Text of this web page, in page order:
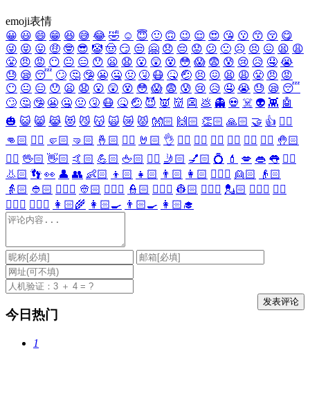
emoji表情
😀 😃 😄 😁 😆 😅 😂 🤣 ☺️ 😇 🙂 🙃 😉 😌 😍 😘 😗 😙 😚 😋
😜 😝 😛 🤑 🤓 😎 🤡 🤠 😏 😒 🤗 😞 😔 😟 😕 🙁 ☹️ 😣 😖 😫 😩
😤 😠 😡 😶 😐 😑 😯 😦 😧 😮 😲 😵 😳 😱 😨 😰 😢 😥 🤤 😭
😓 😪 😴 🙄 🤔 🤥 😬 🤐 🤢 🤧 😷 🤒 🤕 😣 😖 😫 😩 😤 😠 😡
😶 😐 😑 😯 😦 😧 😮 😲 😵 😳 😱 😨 😰 😢 😥 🤤 😭 😓 😪 😴
🙄 🤔 🤥 😬 🤐 🤢 🤧 😷 🤒 🤕 😈 👿 👹 👺 💩 👻 💀 ☠️ 👽 👾 🤖
🎃 😺 😸 😹 😻 😼 😽 🙀 😿 😾 👐🏻 🙌🏻 👏🏻 🙏🏻 🤝 👍 👎🏻
👊🏻 ✊🏻 🤛🏻 🤜🏻 🤞🏻 ✌🏻 🤘🏻 👌 👈🏻 👉🏻 👆🏻 👇🏻 ☝🏻 ✋🏻 🤚🏻
🖐🏻 🖖🏻 👋🏻 🤙🏻 💪🏻 🖕🏻 ✍🏻 🤳🏻 💅🏻 💍 💄 💋 👄 👅 👂🏻
👃🏻 👣 👀 👤 👥 👶🏻 👦🏻 👧🏻 👨🏻 👩🏻 👱🏻‍♀️ 👱🏻
👴🏻
👵🏻 👲🏻 👳🏻‍♀️ 👳🏻 👮🏻‍♀️ 👮🏻 👷🏻‍♀️ 👷🏻 💂🏻‍♀️ 💂🏻 🕵🏻‍♀️ 🕵🏻
👩🏻‍⚕️ 👨🏻‍⚕️ 👩🏻‍🌾 👩🏻‍🍳 👨🏻‍🍳 👩🏻‍🎓
今日热门
1